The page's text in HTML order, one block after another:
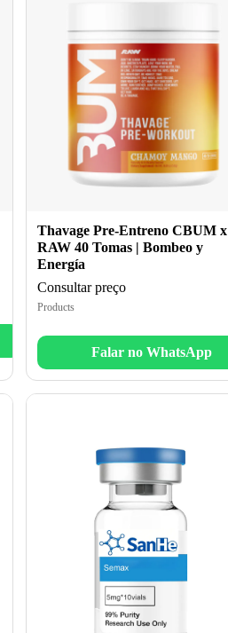
Thavage Pre-Entreno CBUM x
RAW 40 Tomas | Bombeo y
Energía
Consultar preço
Products
Falar no WhatsApp